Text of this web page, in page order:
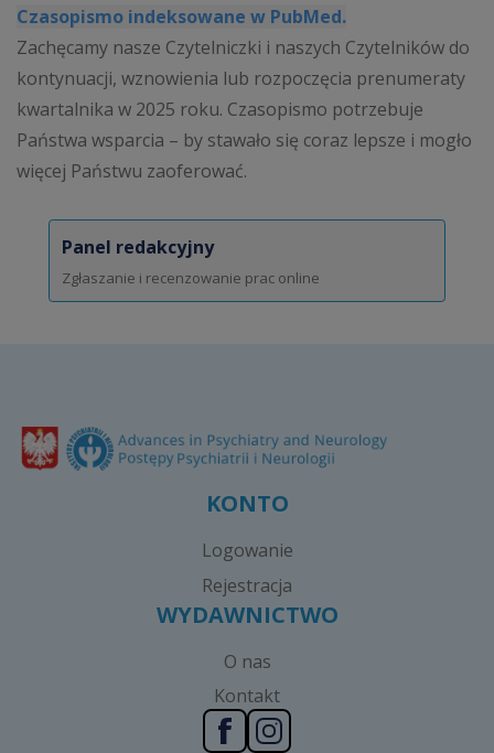
Czasopismo indeksowane w PubMed.
Zachęcamy nasze Czytelniczki i naszych Czytelników do
kontynuacji, wznowienia lub rozpoczęcia prenumeraty
kwartalnika w 2025 roku. Czasopismo potrzebuje
Państwa wsparcia – by stawało się coraz lepsze i mogło
więcej Państwu zaoferować.
Panel redakcyjny
Zgłaszanie i recenzowanie prac online
KONTO
Logowanie
Rejestracja
WYDAWNICTWO
O nas
Kontakt